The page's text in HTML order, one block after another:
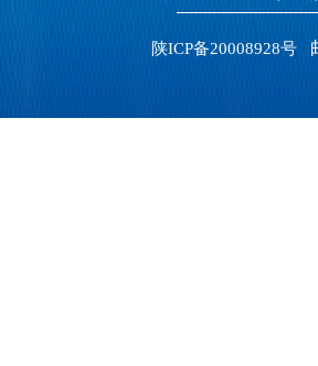
陕ICP备20008928号